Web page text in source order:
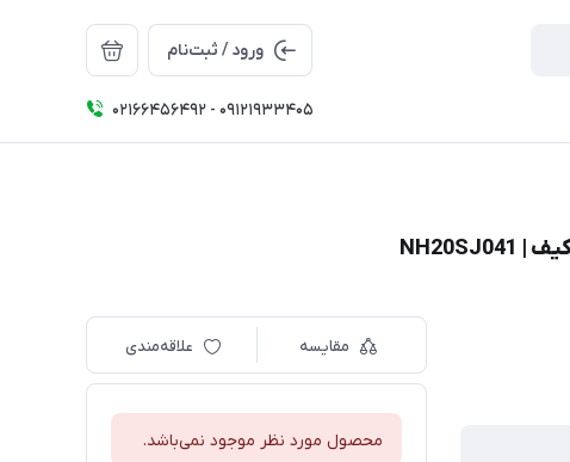
ورود / ثبت‌نام
02166456492 - 09121933405
مقایسه علاقه‌مندی
محصول مورد نظر موجود نمی‌باشد.